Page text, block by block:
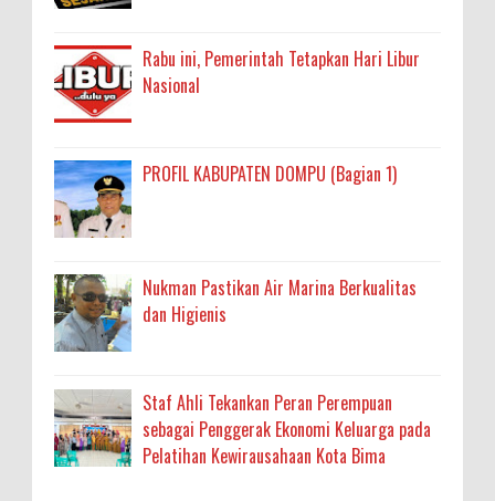
Rabu ini, Pemerintah Tetapkan Hari Libur
Nasional
PROFIL KABUPATEN DOMPU (Bagian 1)
Nukman Pastikan Air Marina Berkualitas
dan Higienis
Staf Ahli Tekankan Peran Perempuan
sebagai Penggerak Ekonomi Keluarga pada
Pelatihan Kewirausahaan Kota Bima